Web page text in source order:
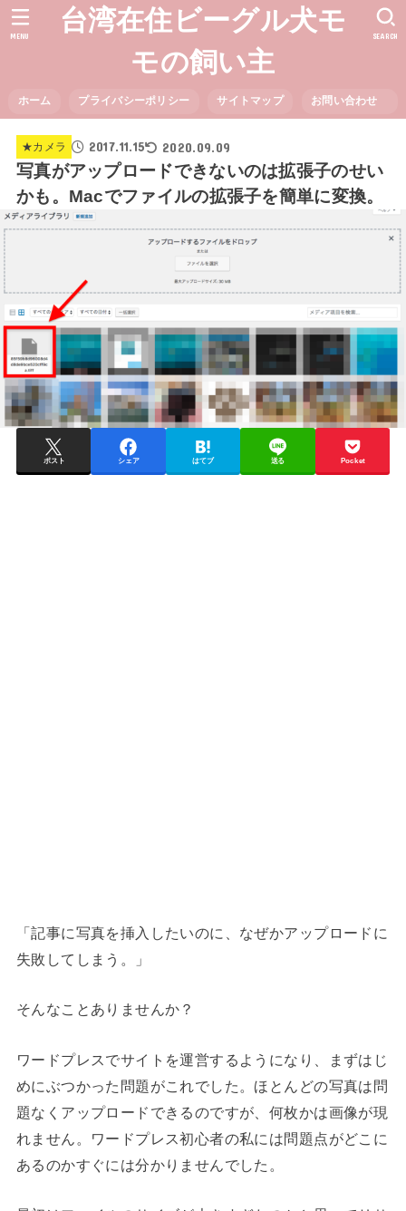
台湾在住ビーグル犬モ
モの飼い主
ホーム プライバシーポリシー サイトマップ お問い合わせ
SEARCH
MENU
★カメラ 2017.11.15 2020.09.09
写真がアップロードできないのは拡張子のせい
かも。Macでファイルの拡張子を簡単に変換。
ポスト シェア はてブ 送る Pocket
「記事に写真を挿入したいのに、なぜかアップロードに
失敗してしまう。」
そんなことありませんか？
ワードプレスでサイトを運営するようになり、まずはじ
めにぶつかった問題がこれでした。ほとんどの写真は問
題なくアップロードできるのですが、何枚かは画像が現
れません。ワードプレス初心者の私には問題点がどこに
あるのかすぐには分かりませんでした。